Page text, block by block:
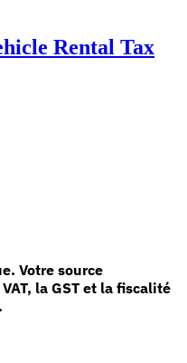
Rental Tax
Votre source
la GST et la fiscalité